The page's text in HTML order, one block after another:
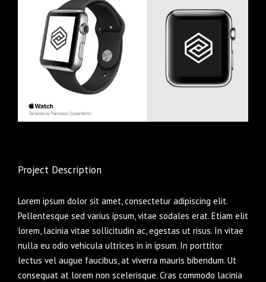
Project Description
Lorem ipsum dolor sit amet, consectetur adipiscing elit.
Pellentesque sed varius ipsum, vitae sodales erat. Etiam elit
lorem, lacinia vitae sollicitudin ac, egestas ut risus. In vitae
nulla eu odio vehicula ultrices in in ipsum. In porttitor
lectus vel augue faucibus, at viverra mauris bibendum. Ut
consequat at lorem non scelerisque. Cras commodo lacinia